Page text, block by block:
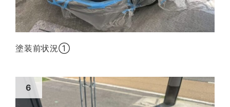
塗装前状況①